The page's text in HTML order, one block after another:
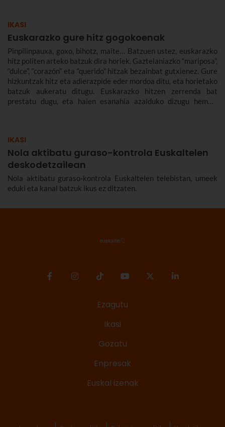
IKASI
Euskarazko gure hitz gogokoenak
Pinpilinpauxa, goxo, bihotz, maite… Batzuen ustez, euskarazko
hitz politen arteko batzuk dira horiek. Gaztelaniazko “mariposa”,
“dulce”, “corazón” eta “querido” hitzak bezainbat gutxienez. Gure
hizkuntzak hitz eta adierazpide eder mordoa ditu, eta horietako
batzuk aukeratu ditugu. Euskarazko hitzen zerrenda bat
prestatu dugu, eta haien esanahia azalduko dizugu hemen.
IKASI
Nola aktibatu guraso-kontrola Euskaltelen
deskodetzailean
Nola aktibatu guraso-kontrola Euskaltelen telebistan, umeek
eduki eta kanal batzuk ikus ez ditzaten.
Ezagutu
Ikasi
Gozatu
Enpresak
Euskal izenak